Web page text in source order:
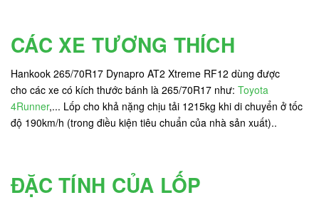
CÁC XE TƯƠNG THÍCH
Hankook 265/70R17 Dynapro AT2 Xtreme RF12 dùng được
cho các xe có kích thước bánh là 265/70R17 như: Toyota
4Runner,... Lốp cho khả nặng chịu tải 1215kg khi di chuyển ở tốc
độ 190km/h (trong điều kiện tiêu chuẩn của nhà sản xuất)..
ĐẶC TÍNH CỦA LỐP